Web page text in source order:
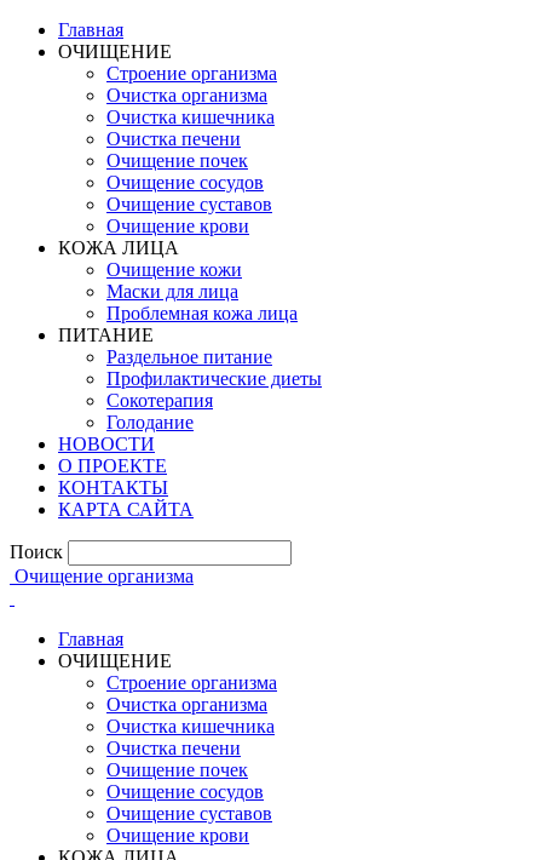
Главная
ОЧИЩЕНИЕ
Строение организма
Очистка организма
Очистка кишечника
Очистка печени
Очищение почек
Очищение сосудов
Очищение суставов
Очищение крови
КОЖА ЛИЦА
Очищение кожи
Маски для лица
Проблемная кожа лица
ПИТАНИЕ
Раздельное питание
Профилактические диеты
Сокотерапия
Голодание
НОВОСТИ
О ПРОЕКТЕ
КОНТАКТЫ
КАРТА САЙТА
Поиск
Очищение организма
Главная
ОЧИЩЕНИЕ
Строение организма
Очистка организма
Очистка кишечника
Очистка печени
Очищение почек
Очищение сосудов
Очищение суставов
Очищение крови